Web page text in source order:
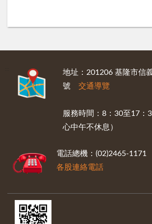
地址：201206 基隆市信
號 交通導覽
服務時間：8：30至17：
心中午不休息）
電話總機：(02)2465-1171
各股連絡電話